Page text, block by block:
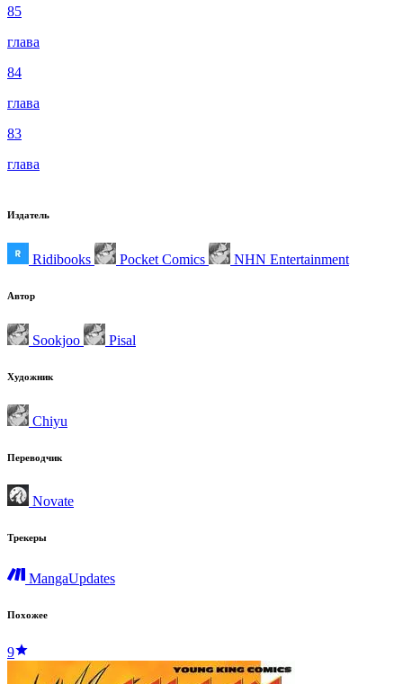
85
глава
84
глава
83
глава
Издатель
Ridibooks Pocket Comics NHN Entertainment
Автор
Sookjoo Pisal
Художник
Chiyu
Переводчик
Novate
Трекеры
MangaUpdates
Похожее
9